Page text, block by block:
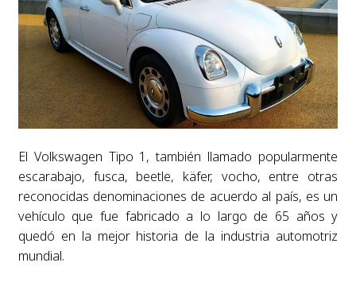
El Volkswagen Tipo 1, también llamado popularmente
escarabajo, fusca, beetle, käfer, vocho, entre otras
reconocidas denominaciones de acuerdo al país, es un
vehículo que fue fabricado a lo largo de 65 años y
quedó en la mejor historia de la industria automotriz
mundial.